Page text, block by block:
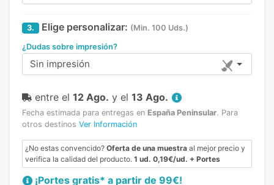
3. Elige personalizar: (Min. 100 Uds.)
¿Dudas sobre impresión?
Sin impresión
entre el 12 Ago. y el 13 Ago.
Fecha estimada para entregas en España Peninsular. Para
otros destinos Ver Información
¿No estas convencido? Oferta de una muestra al mejor precio y
verifica la calidad del producto. 1 ud. 0,19€/ud. + Portes
¡Portes gratis* a partir de 99€!